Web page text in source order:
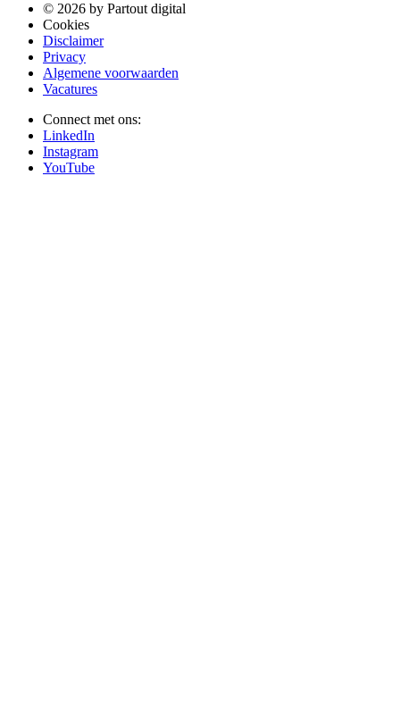
© 2026 by Partout digital
Cookies
Disclaimer
Privacy
Algemene voorwaarden
Vacatures
Connect met ons:
LinkedIn
Instagram
YouTube